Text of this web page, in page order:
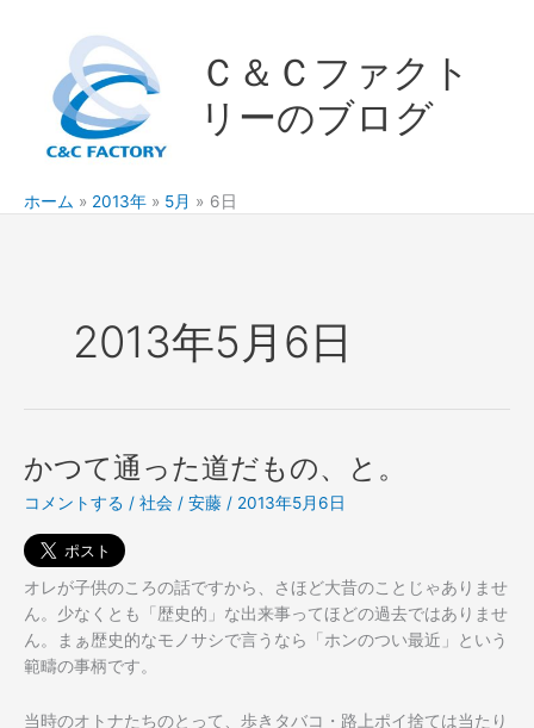
Ｃ＆Ｃファクト
リーのブログ
ホーム 2013年 5月 6日
2013年5月6日
かつて通った道だもの、と。
コメントする / 社会 / 安藤 / 2013年5月6日
オレが子供のころの話ですから、さほど大昔のことじゃありませ
ん。少なくとも「歴史的」な出来事ってほどの過去ではありませ
ん。
まぁ歴史的なモノサシで言うなら「ホンのつい最近」という
範疇の事柄です。
当時のオトナたちのとって、歩きタバコ・路上ポイ捨ては当たり